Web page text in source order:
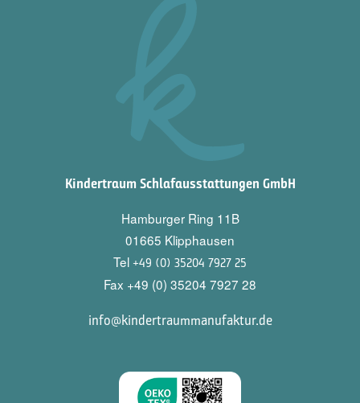
Kindertraum Schlafausstattungen GmbH
Hamburger Ring 11B
01665 Klipphausen
Tel +49 (0) 35204 7927 25
Fax +49 (0) 35204 7927 28
info@kindertraummanufaktur.de